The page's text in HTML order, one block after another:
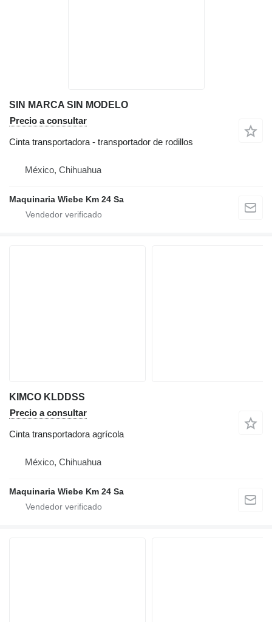
SIN MARCA SIN MODELO
Precio a consultar
Cinta transportadora - transportador de rodillos
México, Chihuahua
Maquinaria Wiebe Km 24 Sa
KIMCO KLDDSS
Precio a consultar
Cinta transportadora agrícola
México, Chihuahua
Maquinaria Wiebe Km 24 Sa